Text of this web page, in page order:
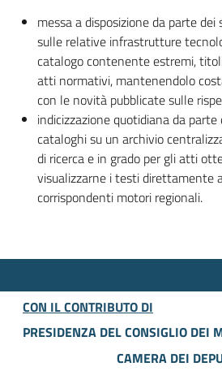
messa a disposizione da parte
sulle relative infrastrutture
catalogo contenente estremi,
atti normativi, mantenendolo
con le novità pubblicate sulle
indicizzazione quotidiana da
cataloghi su un archivio
di ricerca e in grado per gli atti
visualizzarne i testi direttamente
corrispondenti motori regionali.
CON IL CONTRIBUTO DI
PRESIDENZA DEL CONSIGLIO DEI
CAMERA DEI